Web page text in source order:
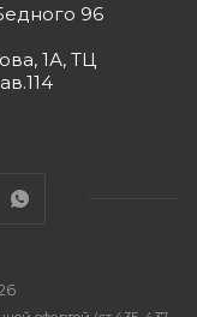
96
1А, ТЦ